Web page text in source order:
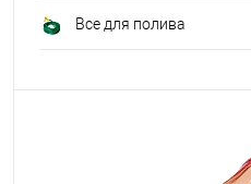
Все для полива